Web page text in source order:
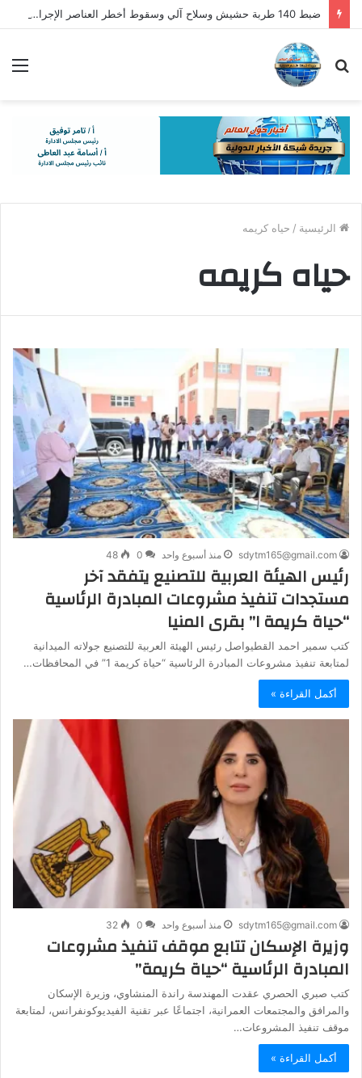
ضبط 140 طربة حشيش وسلاح آلي وسقوط أخطر العناصر الإجرامية
بحث
الرئيسية / حياه كريمه
حياه كريمه
sdytm165@gmail.com منذ أسبوع واحد 0
48
رئيس الهيئة العربية للتصنيع يتفقد آخر
مستجدات تنفيذ مشروعات المبادرة الرئاسية
“حياة كريمة ١” بقرى المنيا
كتب سمير احمد القطيواصل رئيس الهيئة العربية للتصنيع جولاته الميدانية
لمتابعة تنفيذ مشروعات المبادرة الرئاسية “حياة كريمة 1” في المحافظات…
أكمل القراءة »
sdytm165@gmail.com منذ أسبوع واحد 0
32
وزيرة الإسكان تتابع موقف تنفيذ مشروعات
المبادرة الرئاسية “حياة كريمة”
كتب صبري الحصري عقدت المهندسة راندة المنشاوي، وزيرة الإسكان
والمرافق والمجتمعات العمرانية، اجتماعًا عبر تقنية الفيديوكونفرانس، لمتابعة
موقف تنفيذ المشروعات…
أكمل القراءة »